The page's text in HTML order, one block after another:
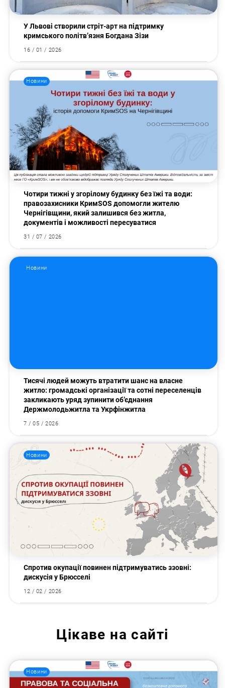
У Львові створили стріт-арт на підтримку
кримського політв’язня Богдана Зізи
16 / 01 / 2026
Новини
Чотири тижні у згорілому будинку без їжі та води:
правозахисники КримSOS допомогли жителю
Чернігівщини, який залишився без житла,
документів і можливості пересуватися
31 / 07 / 2026
Новини
Тисячі людей можуть втратити шанс на власне
житло: громадські організації та сотні переселенців
закликають уряд зупинити об’єднання
Держмолодьжитла та Укрфінжитла
7 / 05 / 2026
Новини
Спротив окупації повинен підтримуватись ззовні:
дискусія у Брюсселі
12 / 02 / 2026
Цікаве на сайті
Новини